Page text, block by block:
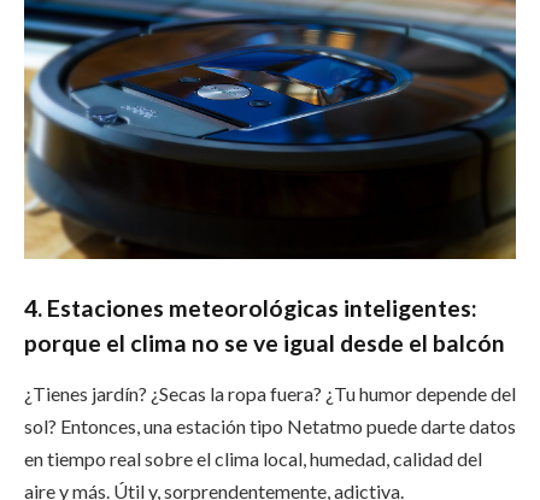
4. Estaciones meteorológicas inteligentes:
porque el clima no se ve igual desde el balcón
¿Tienes jardín? ¿Secas la ropa fuera? ¿Tu humor depende del
sol? Entonces, una estación tipo Netatmo puede darte datos
en tiempo real sobre el clima local, humedad, calidad del
aire y más. Útil y, sorprendentemente, adictiva.